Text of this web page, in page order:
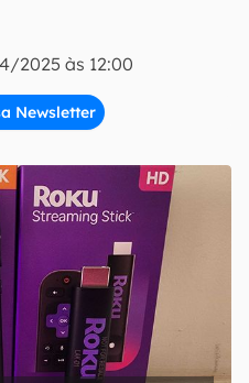
2025 às 12:00
Newsletter
se
do Canaltech.